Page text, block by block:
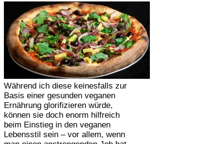
Während ich diese keinesfalls zur
Basis einer gesunden veganen
Ernährung glorifizieren würde,
können sie doch enorm hilfreich
beim Einstieg in den veganen
Lebensstil sein – vor allem, wenn